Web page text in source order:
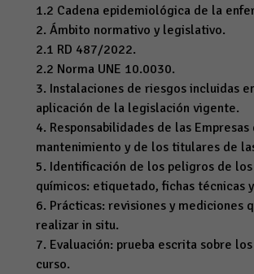
1.2 Cadena epidemiológica de la
2. Ámbito normativo y legislativo.
2.1 RD 487/2022.
2.2 Norma UNE 10.0030.
3. Instalaciones de riesgos incluidas
aplicación de la legislación vigente.
4. Responsabilidades de las Empresas
mantenimiento y de los titulares de
5. Identificación de los peligros de
químicos: etiquetado, fichas técnicas
6. Prácticas: revisiones y mediciones
realizar in situ.
7. Evaluación: prueba escrita sobre
curso.